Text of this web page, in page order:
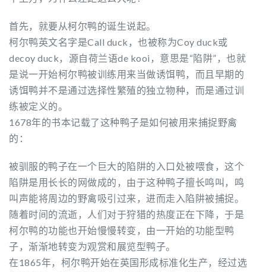
首先，就要从柯尔鸭的诞生说起。
柯尔鸭英文名字是Call duck，也被称为Coy duck或
decoy duck，源自荷兰语de kooi，意思是“陷阱”，也就
是说一开始柯尔鸭被训练用来当做诱饵鸭，而且早期的
诱饵鸭并不是通过选择性繁殖的独立物种，而是通过训
练被定义的。
1678年的书本记载了这种鸭子是如何被用来捕捉野禽
的：
被驯服的鸭子在一个巨大的陷阱的入口处被喂食，这个
陷阱是用长长的网做成的，由于这种鸭子擅长鸣叫，鸣
叫声能将周边的野禽吸引过来，进而走入陷阱被捕捉。
随着时间的流逝，人们对于狩猎的热度正在下降，于是
柯尔鸭的功能也开始慢慢转变，由一开始的功能型鸭
子，渐渐地转变为观赏和展览型鸭子。
在1865年，柯尔鸭开始在英国形成标准化生产，经过选